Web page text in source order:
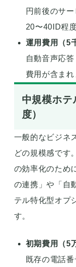
円前後のサ
20〜40ID程
運用費用（5
自動音声応
費用が含まれ
中規模ホテ
度）
一般的なビジネ
どの規模感です
の効率化のため
の連携」や「自
テル特化型オプ
す。
初期費用（5
既存の電話